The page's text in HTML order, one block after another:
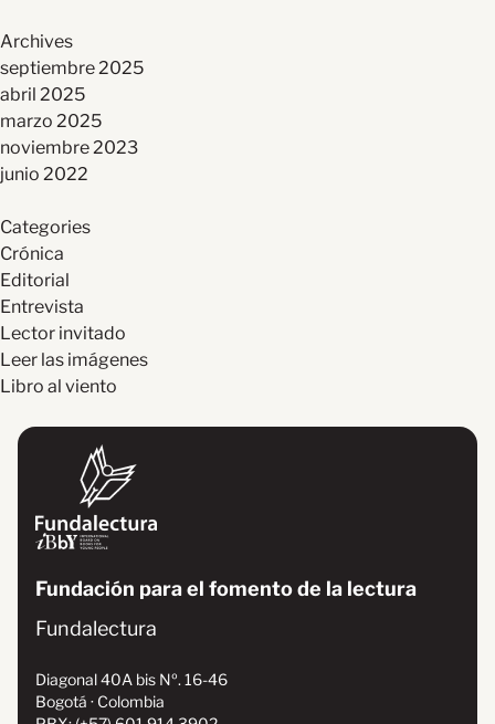
Archives
septiembre 2025
abril 2025
marzo 2025
noviembre 2023
junio 2022
Categories
Crónica
Editorial
Entrevista
Lector invitado
Leer las imágenes
Libro al viento
Fundación para el fomento de la lectura
Fundalectura
Diagonal 40A bis Nº. 16-46
Bogotá · Colombia